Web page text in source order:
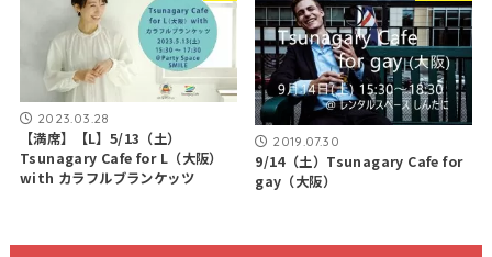
2023.03.28
【満席】【L】5/13（土）
Tsunagary Cafe for L（大阪）
with カラフルブランケッツ
2019.07.30
9/14（土）Tsunagary Cafe for
gay（大阪）